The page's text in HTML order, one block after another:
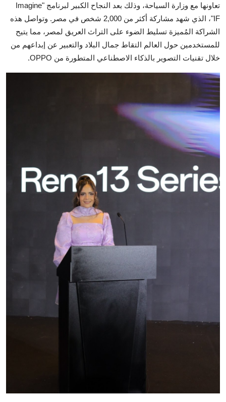
تعاونها مع وزارة السياحة، وذلك بعد النجاح الكبير لبرنامج "Imagine
IF"، الذي شهد مشاركة أكثر من 2,000 شخص في مصر. وتواصل هذه
الشراكة المُميزة تسليط الضوء على التراث العريق لمصر، مما يتيح
للمستخدمين حول العالم التقاط جمال البلاد والتعبير عن إبداعهم من
خلال تقنيات التصوير بالذكاء الاصطناعي المتطورة من OPPO.